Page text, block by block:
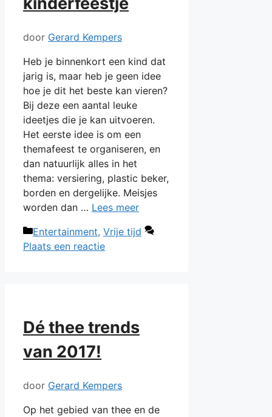
door Gerard Kempers
Heb je binnenkort een kind dat
jarig is, maar heb je geen idee
hoe je dit het beste kan vieren?
Bij deze een aantal leuke
ideetjes die je kan uitvoeren.
Het eerste idee is om een
themafeest te organiseren, en
dan natuurlijk alles in het
thema: versiering, plastic beker,
borden en dergelijke. Meisjes
worden dan … Lees meer
Categorieën
Entertainment, Vrije tijd
Plaats een reactie
Dé thee trends
van 2017!
door Gerard Kempers
Op het gebied van thee en de